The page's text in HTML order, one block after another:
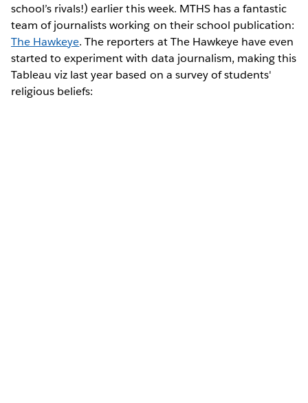
school’s rivals!) earlier this week. MTHS has a fantastic
team of journalists working on their school publication:
The Hawkeye. The reporters at The Hawkeye have even
started to experiment with data journalism, making this
Tableau viz last year based on a survey of students'
religious beliefs: